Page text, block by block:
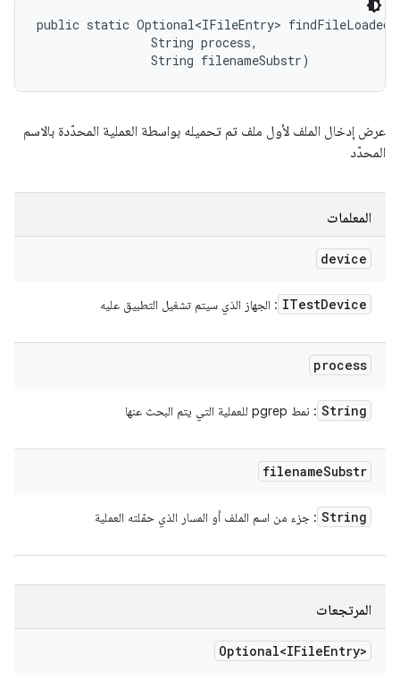
public static Optional<IFileEntry>
                String process,
                String filenameSubstr)
عرض إدخال الملف لأول ملف تم تحميله بواسطة العملية المحدّدة بالاسم
المحدّد
المعلمات
device
ITestDevice : الجهاز الذي سيتم تشغيل التطبيق عليه
process
String : نمط pgrep للعملية التي يتم البحث عنها
filenameSubstr
String : جزء من اسم الملف أو المسار الذي حمّلته العملية
المرتجعات
Optional<IFileEntry>